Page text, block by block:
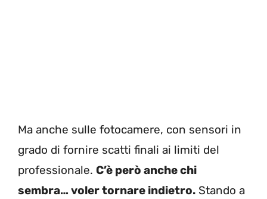
Ma anche sulle fotocamere, con sensori in
grado di fornire scatti finali ai limiti del
professionale. C’è però anche chi
sembra… voler tornare indietro. Stando a